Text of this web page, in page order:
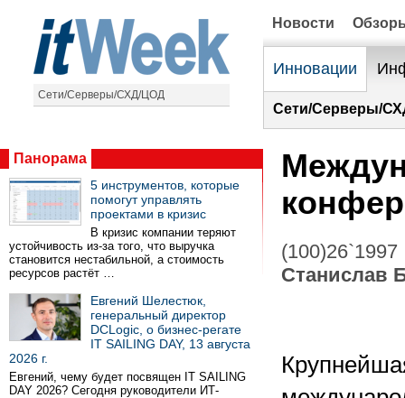
Сети/Серверы/СХД/ЦОД
Новости
Инновации
Сети/Серверы/
Панорама
5 инструментов, которые
помогут управлять
проектами в кризис
В кризис компании теряют
устойчивость из-за того, что выручка
становится нестабильной, а стоимость
ресурсов растёт …
Евгений Шелестюк,
генеральный директор
DCLogic, о бизнес-регате
IT SAILING DAY, 13 августа
2026 г.
Евгений, чему будет посвящен IT SAILING
DAY 2026? Сегодня руководители ИТ-
(100)26`1997
Станислав